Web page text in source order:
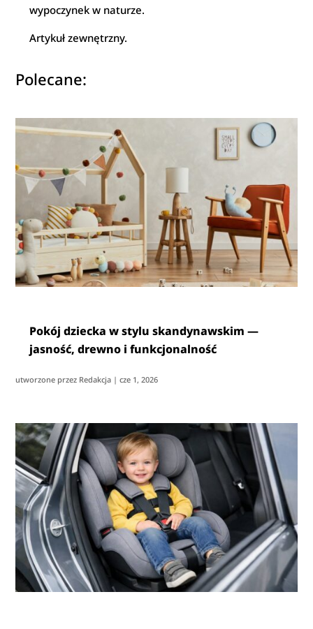
wypoczynek w naturze.
Artykuł zewnętrzny.
Polecane:
Pokój dziecka w stylu skandynawskim —
jasność, drewno i funkcjonalność
utworzone przez Redakcja |cze 1, 2026